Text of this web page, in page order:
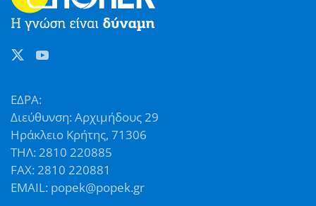
ΕΔΡΑ:
Διεύθυνση: Αρχιμήδους 29
Ηράκλειο Κρήτης, 71306
ΤΗΛ: 2810 220885
FAX: 2810 220881
EMAIL: popek@popek.gr